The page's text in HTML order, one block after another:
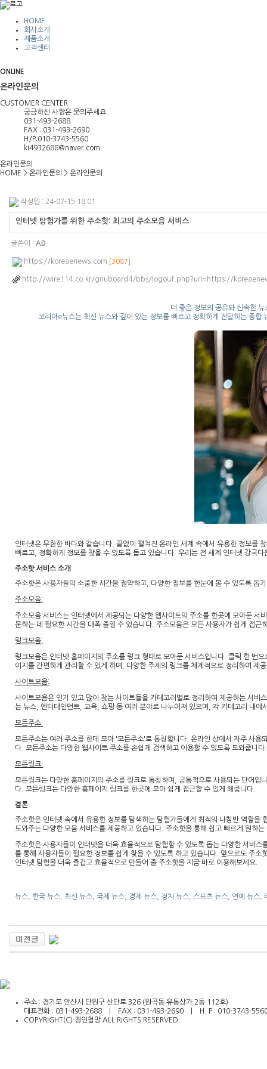
HOME
회사소개
제품소개
고객센터
ONLINE
온라인문의
CUSTOMER CENTER
궁금하신 사항은 문의주세요.
031-493-2688
FAX : 031-493-2690
H/P:010-3743-5560
ki4932688@naver.com
온라인문의
HOME > 온라인문의 > 온라인문의
작성일 : 24-07-15 18:01
인터넷 탐험가를 위한 주소핫: 최고의 주소모음 서비스
글쓴이 : AD
https://koreaenews.com [3087]
http://wire114.co.kr/gnuboard4/bbs/logout.php?url=https://
더 좋은 정보의 공유와 신속한
코리아e뉴스는 최신 뉴스와 깊이 있는 정보를 빠르고 정확하게 전달하는 종
인터넷은 무한한 바다와 같습니다. 끝없이 펼쳐진 온라인 세계 속에서 유용한 정보를
빠르고, 정확하게 정보를 찾을 수 있도록 돕고 있습니다. 우리는 전 세계 인터넷 강국
주소핫 서비스 소개
주소핫은 사용자들의 소중한 시간을 절약하고, 다양한 정보를 한눈에 볼 수 있도록 돕
주소모음:
주소모음 서비스는 인터넷에서 제공되는 다양한 웹사이트의 주소를 한곳에 모아둔
문하는 데 필요한 시간을 대폭 줄일 수 있습니다. 주소모음은 모든 사용자가 쉽게 접근
링크모음:
링크모음은 인터넷 홈페이지의 주소를 링크 형태로 모아둔 서비스입니다. 클릭 한 번
이지를 간편하게 관리할 수 있게 하며, 다양한 주제의 링크를 체계적으로 정리하여 제
사이트모음:
사이트모음은 인기 있고 많이 찾는 사이트들을 카테고리별로 정리하여 제공하는 서
는 뉴스, 엔터테인먼트, 교육, 쇼핑 등 여러 분야로 나누어져 있으며, 각 카테고리 내에
모든주소:
모든주소는 여러 주소를 한데 모아 '모든주소'로 통칭합니다. 온라인 상에서 자주 사
다. 모든주소는 다양한 웹사이트 주소를 손쉽게 검색하고 이용할 수 있도록 도와줍니다.
모든링크:
모든링크는 다양한 홈페이지의 주소를 링크로 통칭하며, 공통적으로 사용되는 단어
다. 모든링크는 다양한 홈페이지 링크를 한곳에 모아 쉽게 접근할 수 있게 해줍니다.
결론
주소핫은 인터넷 속에서 유용한 정보를 탐색하는 탐험가들에게 최적의 나침반 역할
도와주는 다양한 모음 서비스를 제공하고 있습니다. 주소핫을 통해 쉽고 빠르게 원하
주소핫은 사용자들이 인터넷을 더욱 효율적으로 탐험할 수 있도록 돕는 다양한 서비
를 통해 사용자들이 필요한 정보를 쉽게 찾을 수 있도록 하고 있습니다. 앞으로도 주
인터넷 탐험을 더욱 즐겁고 효율적으로 만들어 줄 주소핫을 지금 바로 이용해보세요.
뉴스, 한국 뉴스, 최신 뉴스, 국제 뉴스, 경제 뉴스, 정치 뉴스, 스포츠 뉴스, 연예 뉴스,
주소 : 경기도 안산시 단원구 산단로 326 (원곡동 유통상가 2동 112호)
대표전화 : 031-493-2688 | FAX : 031-493-2690 | H. P : 010-3743-
COPYRIGHT(C) 경인철망 ALL RIGHTS RESERVED.